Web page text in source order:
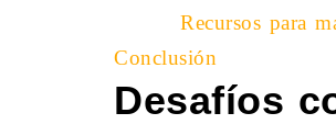
Recursos para
Conclusión
Desafíos